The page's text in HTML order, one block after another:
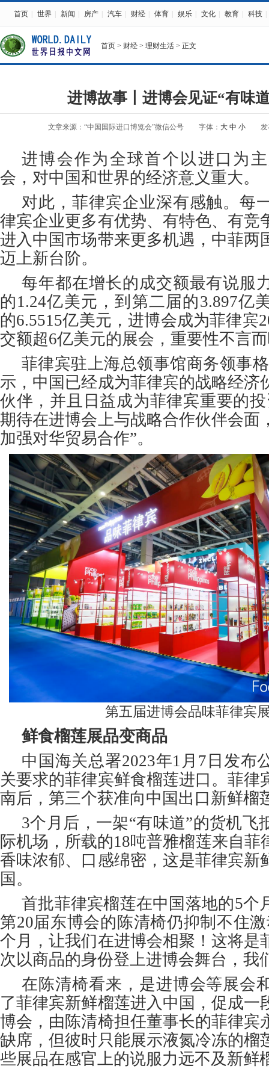
首页 世界 新闻 房产 汽车 财经 体育 娱乐 文化 教育 科技
首页 > 财经 > 理财生活 > 正文
进博故事丨进博会见证“有味
文章来源：“中国国际进口博览会”微信公号 字体： 大 中 小 发
进博会作为全球首个以进口为
会，对中国和世界的经济意义重大。
对此，菲律宾企业深有感触。每
律宾企业更多有优势、有特色、有竞
进入中国市场带来更多机遇，中菲两
迈上新台阶。
每年都在增长的成交额最有说服
的1.24亿美元，到第二届的3.897亿
的6.5515亿美元，进博会成为菲律宾
交额超6亿美元的展会，重要性不言
菲律宾驻上海总领事馆商务领事
示，中国已经成为菲律宾的战略经济
伙伴，并且日益成为菲律宾重要的
期待在进博会上与战略合作伙伴会面
加强对华贸易合作”。
第五届进博会品味菲律宾
鲜食榴莲展品变商品
中国海关总署2023年1月7日发布
关要求的菲律宾鲜食榴莲进口。菲律
南后，第三个获准向中国出口新鲜榴
3个月后，一架“有味道”的货机飞
际机场，所载的18吨普雅榴莲来自菲
香味浓郁、口感绵密，这是菲律宾新
国。
首批菲律宾榴莲在中国落地的5个
第20届东博会的陈清椅仍抑制不住
个月，让我们在进博会相聚！这将是
次以商品的身份登上进博会舞台，我
在陈清椅看来，是进博会等展会
了菲律宾新鲜榴莲进入中国，促成一
博会，由陈清椅担任董事长的菲律宾
缺席，但彼时只能展示液氮冷冻的榴
些展品在感官上的说服力远不及新鲜